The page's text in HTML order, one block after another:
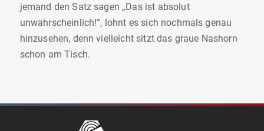
jemand den Satz sagen „Das ist absolut
unwahrscheinlich!“, lohnt es sich nochmals genau
hinzusehen, denn vielleicht sitzt das graue Nashorn
schon am Tisch.